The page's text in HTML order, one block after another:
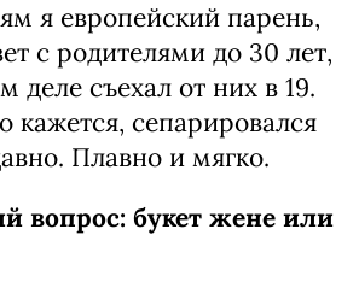
я европейский парень,
с родителями до 30 лет,
деле съехал от них в 19.
кажется, сепарировался
Плавно и мягко.
вопрос: букет жене или